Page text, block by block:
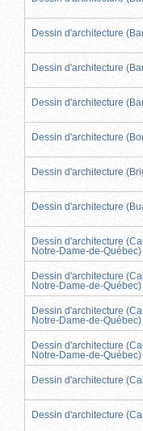
Dessin d'architecture
Dessin d'architecture
Dessin d'architecture
Dessin d'architecture
Dessin d'architecture
Dessin d'architecture
Dessin d'architecture
Notre-Dame-de-Québec)
Dessin d'architecture
Notre-Dame-de-Québec)
Dessin d'architecture
Notre-Dame-de-Québec)
Dessin d'architecture
Notre-Dame-de-Québec)
Dessin d'architecture
Dessin d'architecture